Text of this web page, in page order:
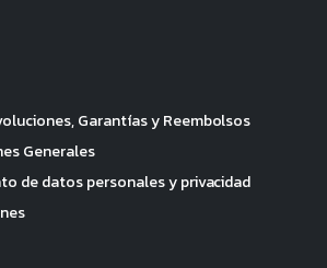
Garantías y Reembolsos
Generales
de datos personales y privacidad